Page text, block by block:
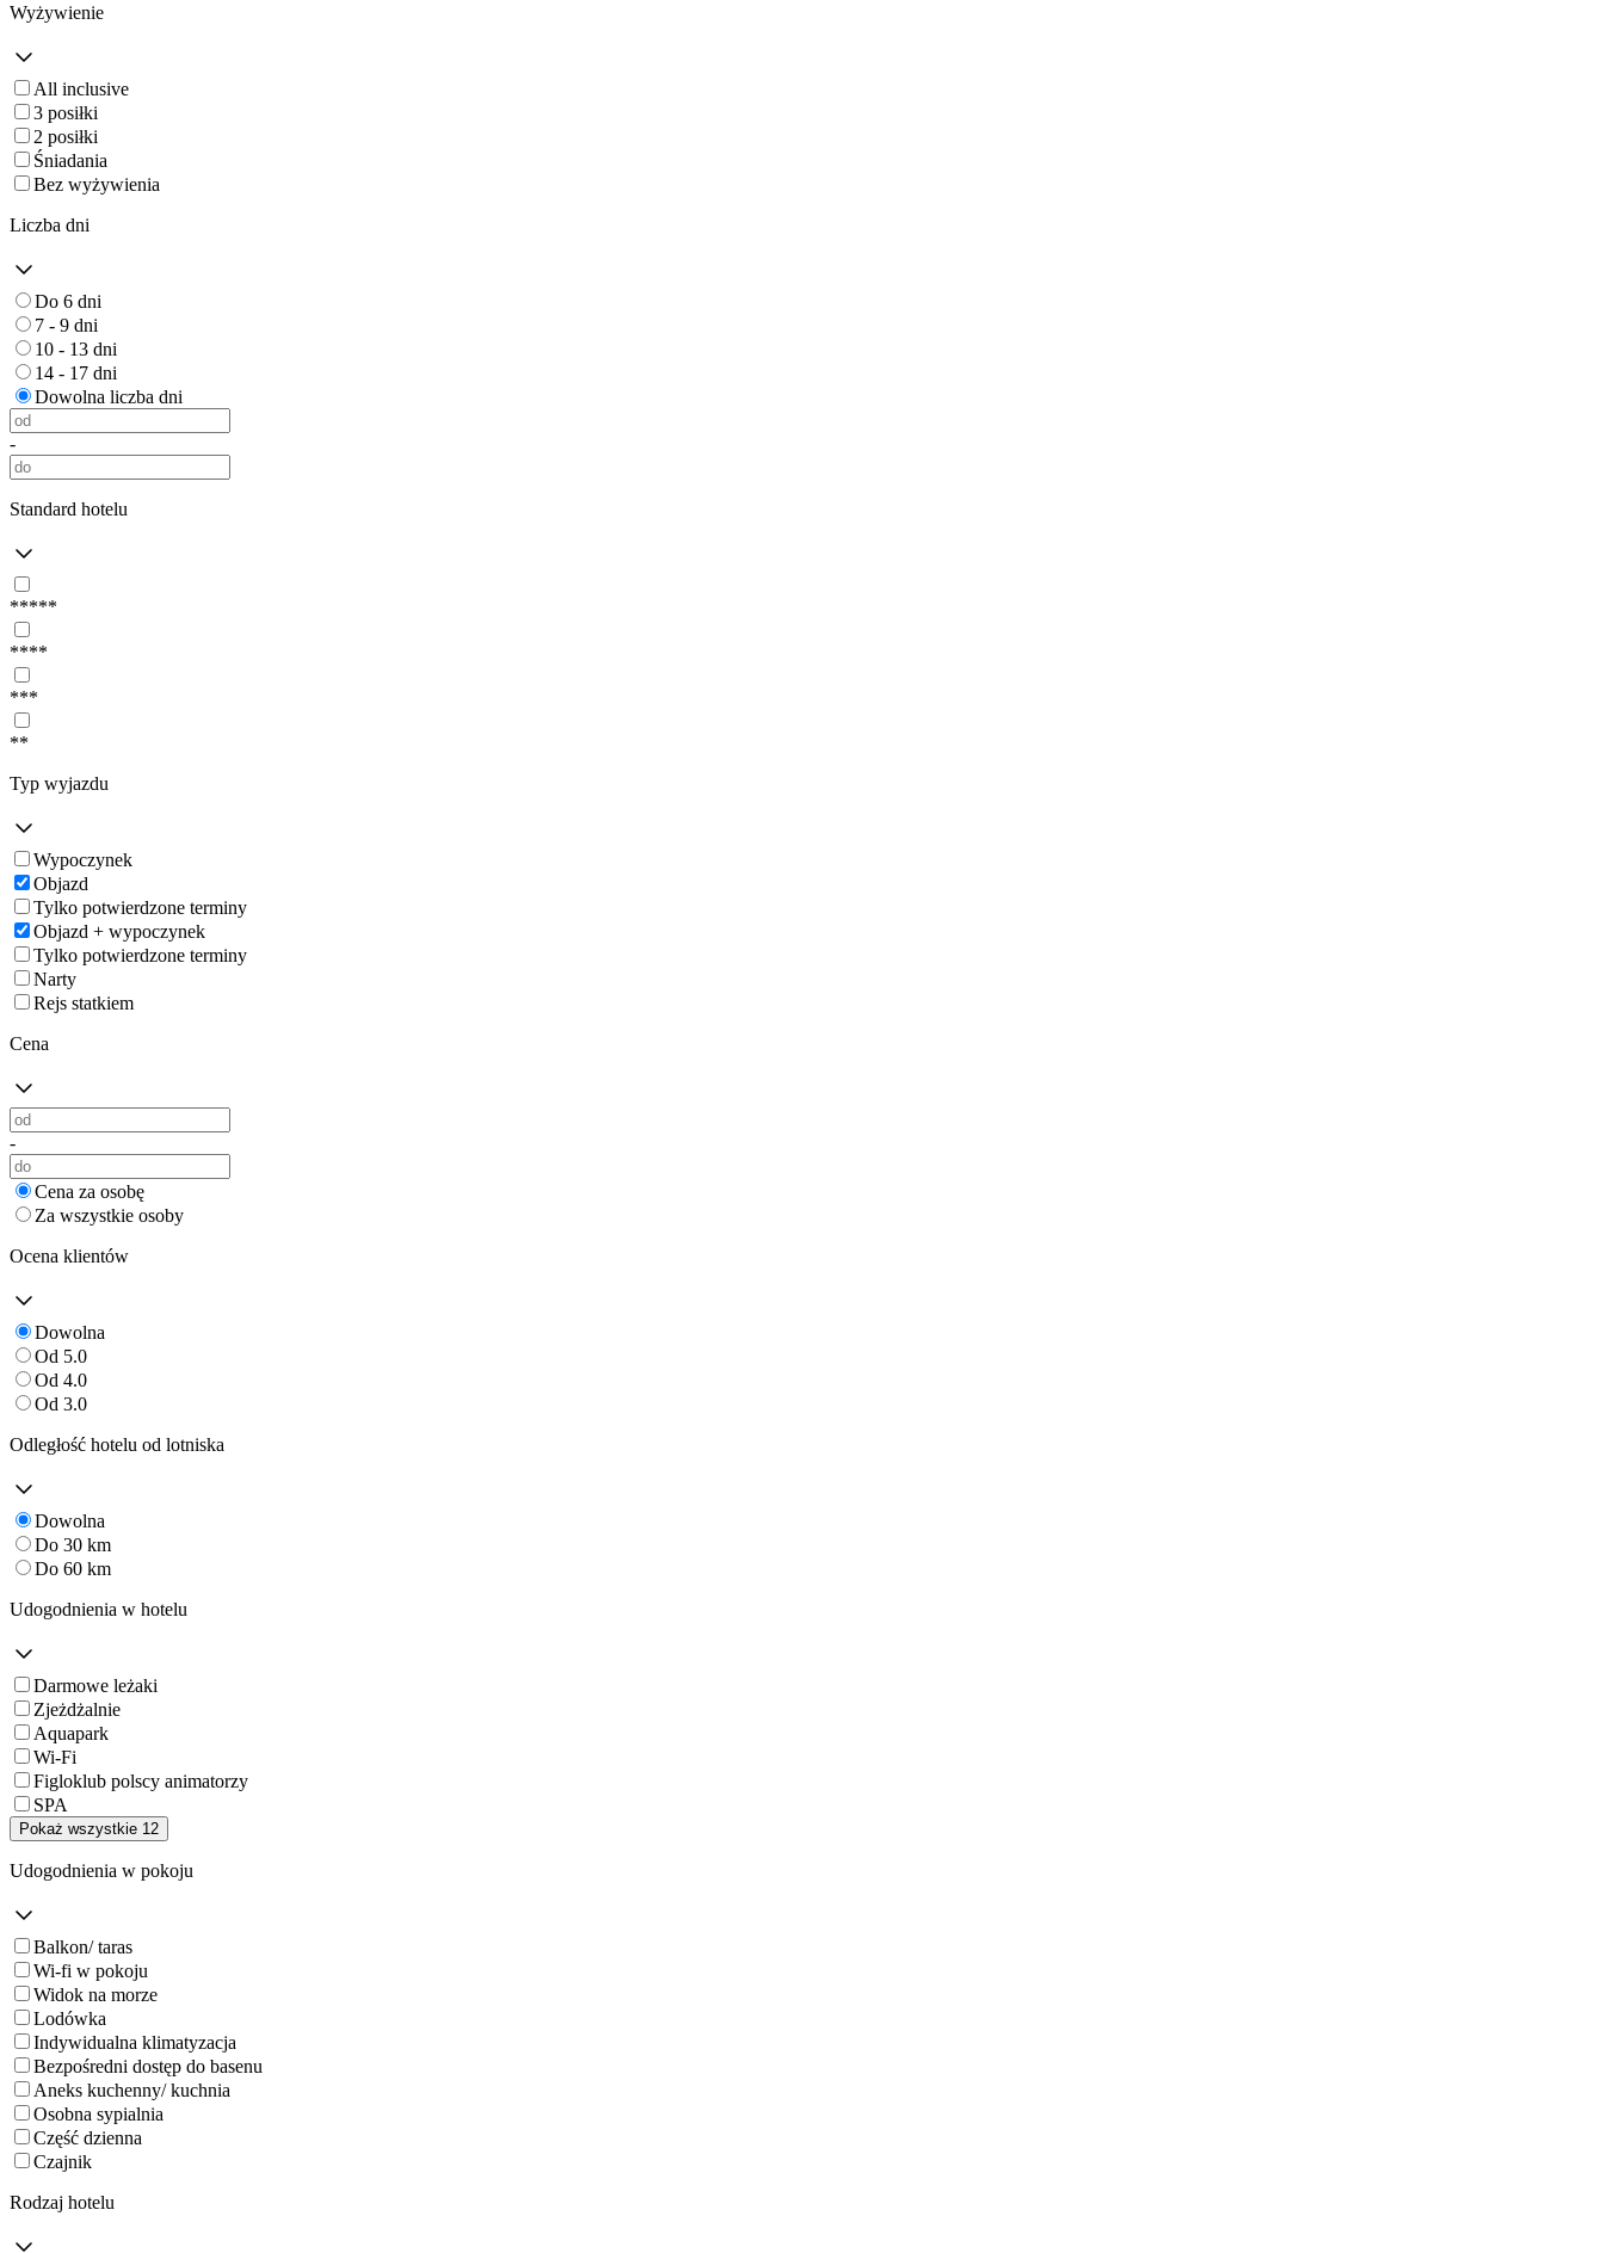
Wyżywienie
All inclusive
3 posiłki
2 posiłki
Śniadania
Bez wyżywienia
Liczba dni
Do 6 dni
7 - 9 dni
10 - 13 dni
14 - 17 dni
Dowolna liczba dni
-
Standard hotelu
*****
****
***
**
Typ wyjazdu
Wypoczynek
Objazd
Tylko potwierdzone terminy
Objazd + wypoczynek
Tylko potwierdzone terminy
Narty
Rejs statkiem
Cena
-
Cena za osobę
Za wszystkie osoby
Ocena klientów
Dowolna
Od 5.0
Od 4.0
Od 3.0
Odległość hotelu od lotniska
Dowolna
Do 30 km
Do 60 km
Udogodnienia w hotelu
Darmowe leżaki
Zjeżdżalnie
Aquapark
Wi-Fi
Figloklub polscy animatorzy
SPA
Pokaż wszystkie 12
Udogodnienia w pokoju
Balkon/ taras
Wi-fi w pokoju
Widok na morze
Lodówka
Indywidualna klimatyzacja
Bezpośredni dostęp do basenu
Aneks kuchenny/ kuchnia
Osobna sypialnia
Część dzienna
Czajnik
Rodzaj hotelu